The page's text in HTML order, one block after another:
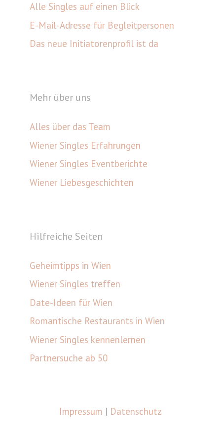
Alle Singles auf einen Blick
E-Mail-Adresse für Begleitpersonen
Das neue Initiatorenprofil ist da
Mehr über uns
Alles über das Team
Wiener Singles Erfahrungen
Wiener Singles Eventberichte
Wiener Liebesgeschichten
Hilfreiche Seiten
Geheimtipps in Wien
Wiener Singles treffen
Date-Ideen für Wien
Romantische Restaurants in Wien
Wiener Singles kennenlernen
Partnersuche ab 50
Impressum | Datenschutz